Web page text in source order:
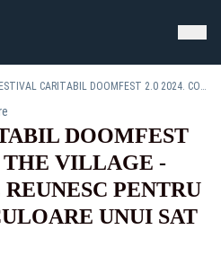
FESTIVAL CARITABIL DOOMFEST 2.0 2024. COLOR THE VILLAGE - VOLUNTARII SE REUNESC PENTRU A DA VIAȚĂ ȘI CULOARE UNUI SAT DIN BANAT
DOOMFEST
THE VILLAGE -
PENTRU
UNUI SAT